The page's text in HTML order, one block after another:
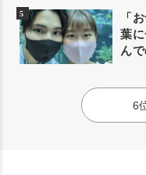
「
葉
ん
6